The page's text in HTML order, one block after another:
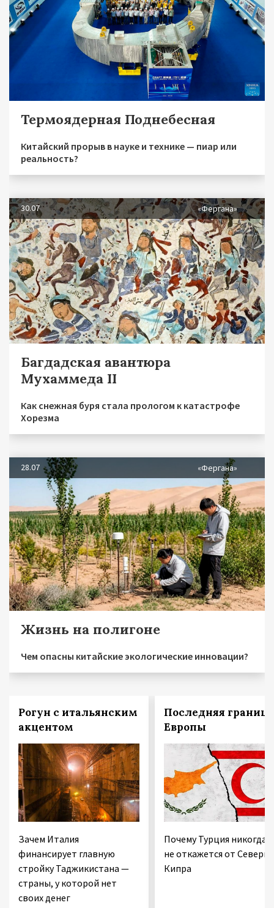
Термоядерная Поднебесная
Китайский прорыв в науке и технике — пиар или
реальность?
30.07 «Фергана»
Багдадская авантюра
Мухаммеда II
Как снежная буря стала прологом к катастрофе
Хорезма
28.07 «Фергана»
Жизнь на полигоне
Чем опасны китайские экологические инновации?
Рогун с итальянским
акцентом
Зачем Италия
финансирует главную
стройку Таджикистана —
страны, у которой нет
своих денег
Последняя граница
Европы
Почему Турция никогда
не откажется от
Кипра